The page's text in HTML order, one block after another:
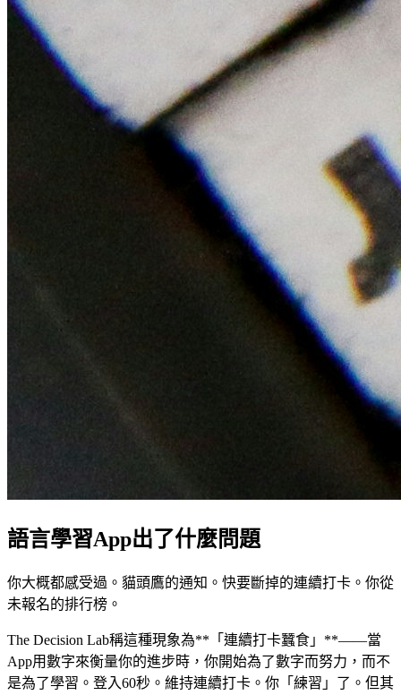
語言學習App出了什麼問題
你大概都感受過。貓頭鷹的通知。快要斷掉的連續打卡。你從
未報名的排行榜。
The Decision Lab稱這種現象為**「連續打卡蠶食」**——當
App用數字來衡量你的進步時，你開始為了數字而努力，而不
是為了學習。登入60秒。維持連續打卡。你「練習」了。但其